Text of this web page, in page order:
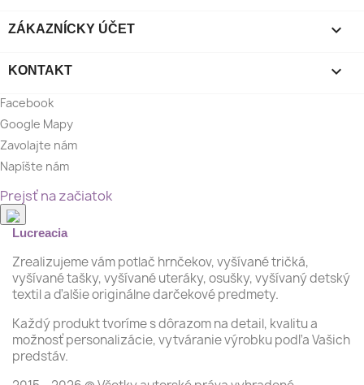
ZÁKAZNÍCKY ÚČET 
KONTAKT 
Facebook
Google Mapy
Zavolajte nám
Napíšte nám
Prejsť na začiatok
Lucreacia
Zrealizujeme vám potlač hrnčekov, vyšívané tričká,
vyšívané tašky, vyšívané uteráky, osušky, vyšívaný detský
textil a ďalšie originálne darčekové predmety.
Každý produkt tvoríme s dôrazom na detail, kvalitu a
možnosť personalizácie, vytváranie výrobku podľa Vašich
predstáv.